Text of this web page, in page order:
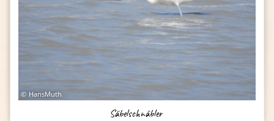
HansMuth
Säbelschnäbler